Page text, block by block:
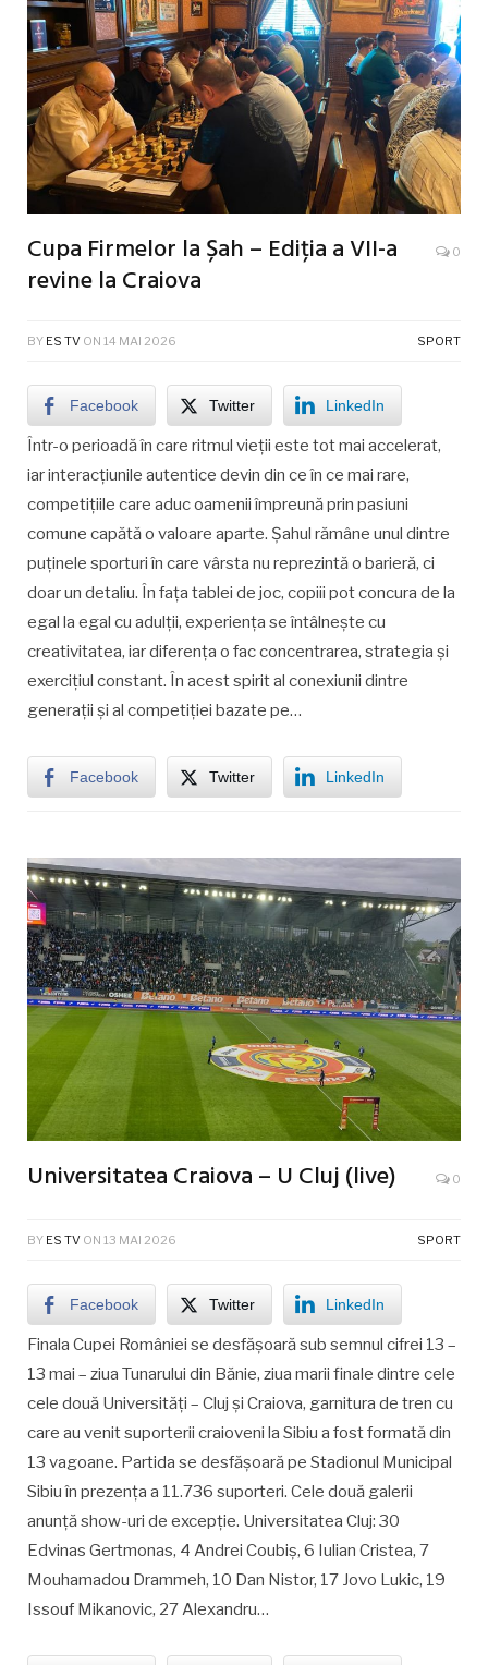
Cupa Firmelor la Șah – Ediția a VII-a
revine la Craiova
0
BY ES TV ON 14 MAI 2026 SPORT
Facebook Twitter LinkedIn
Într-o perioadă în care ritmul vieții este tot mai accelerat,
iar interacțiunile autentice devin din ce în ce mai rare,
competițiile care aduc oamenii împreună prin pasiuni
comune capătă o valoare aparte. Șahul rămâne unul dintre
puținele sporturi în care vârsta nu reprezintă o barieră, ci
doar un detaliu. În fața tablei de joc, copiii pot concura de la
egal la egal cu adulții, experiența se întâlnește cu
creativitatea, iar diferența o fac concentrarea, strategia și
exercițiul constant. În acest spirit al conexiunii dintre
generații și al competiției bazate pe…
Facebook Twitter LinkedIn
Universitatea Craiova – U Cluj (live) 0
BY ES TV ON 13 MAI 2026 SPORT
Facebook Twitter LinkedIn
Finala Cupei României se desfășoară sub semnul cifrei 13 –
13 mai – ziua Tunarului din Bănie, ziua marii finale dintre cele
cele două Universități – Cluj și Craiova, garnitura de tren cu
care au venit suporterii craioveni la Sibiu a fost formată din
13 vagoane. Partida se desfășoară pe Stadionul Municipal
Sibiu în prezența a 11.736 suporteri. Cele două galerii
anunță show-uri de excepție. Universitatea Cluj: 30
Edvinas Gertmonas, 4 Andrei Coubiș, 6 Iulian Cristea, 7
Mouhamadou Drammeh, 10 Dan Nistor, 17 Jovo Lukic, 19
Issouf Mikanovic, 27 Alexandru…